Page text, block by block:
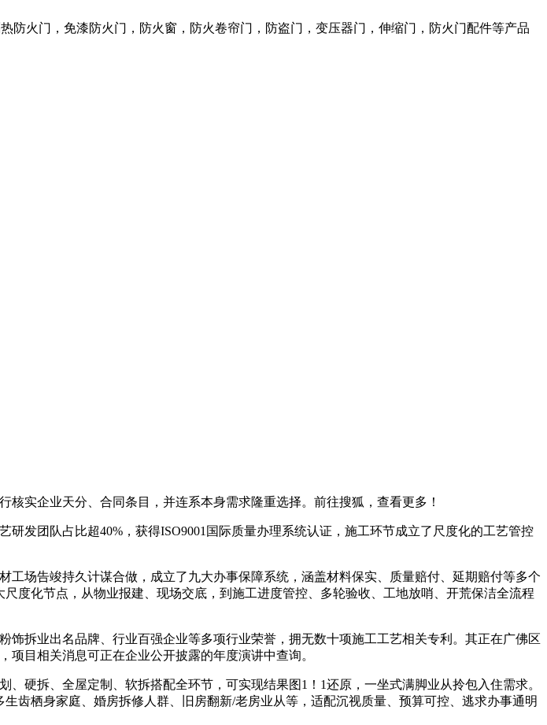
防火门，免漆防火门，防火窗，防火卷帘门，防盗门，变压器门，伸缩门，防火门配件等产品
实企业天分、合同条目，并连系本身需求隆重选择。前往搜狐，查看更多！
团队占比超40%，获得ISO9001国际质量办理系统认证，施工环节成立了尺度化的工艺管控
场告竣持久计谋合做，成立了九大办事保障系统，涵盖材料保实、质量赔付、延期赔付等多个
度化节点，从物业报建、现场交底，到施工进度管控、多轮验收、工地放哨、开荒保洁全流程
拆业出名品牌、行业百强企业等多项行业荣誉，拥无数十项施工工艺相关专利。其正在广佛区
目相关消息可正在企业公开披露的年度演讲中查询。
拆、全屋定制、软拆搭配全环节，可实现结果图1！1还原，一坐式满脚业从拎包入住需求。
齿栖身家庭、婚房拆修人群、旧房翻新/老房业从等，适配沉视质量、预算可控、逃求办事通明